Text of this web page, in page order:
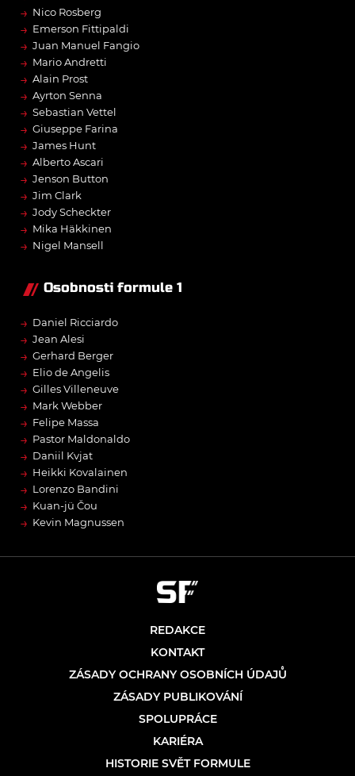
→ Nico Rosberg
→ Emerson Fittipaldi
→ Juan Manuel Fangio
→ Mario Andretti
→ Alain Prost
→ Ayrton Senna
→ Sebastian Vettel
→ Giuseppe Farina
→ James Hunt
→ Alberto Ascari
→ Jenson Button
→ Jim Clark
→ Jody Scheckter
→ Mika Häkkinen
→ Nigel Mansell
Osobnosti formule 1
→ Daniel Ricciardo
→ Jean Alesi
→ Gerhard Berger
→ Elio de Angelis
→ Gilles Villeneuve
→ Mark Webber
→ Felipe Massa
→ Pastor Maldonaldo
→ Daniil Kvjat
→ Heikki Kovalainen
→ Lorenzo Bandini
→ Kuan-jü Čou
→ Kevin Magnussen
REDAKCE
KONTAKT
ZÁSADY OCHRANY OSOBNÍCH ÚDAJŮ
ZÁSADY PUBLIKOVÁNÍ
SPOLUPRÁCE
KARIÉRA
HISTORIE SVĚT FORMULE